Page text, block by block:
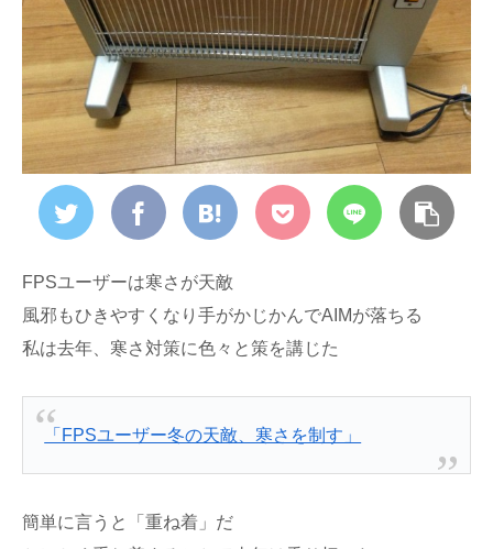
FPSユーザーは寒さが天敵
風邪もひきやすくなり手がかじかんでAIMが落ちる
私は去年、寒さ対策に色々と策を講じた
「FPSユーザー冬の天敵、寒さを制す」
簡単に言うと「重ね着」だ